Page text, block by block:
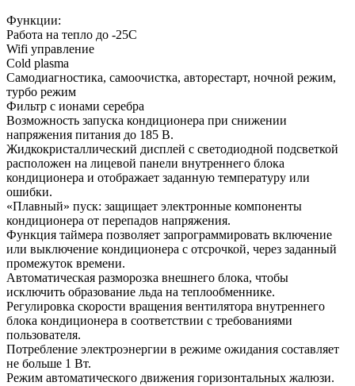
Функции:
Работа на тепло до -25С
Wifi управление
Cold plasma
Самодиагностика, самоочистка, авторестарт, ночной режим,
турбо режим
Фильтр с ионами серебра
Возможность запуска кондиционера при снижении
напряжения питания до 185 В.
Жидкокристаллический дисплей с светодиодной подсветкой
расположен на лицевой панели внутреннего блока
кондиционера и отображает заданную температуру или
ошибки.
«Плавный» пуск: защищает электронные компоненты
кондиционера от перепадов напряжения.
Функция таймера позволяет запрограммировать включение
или выключение кондиционера с отсрочкой, через заданный
промежуток времени.
Автоматическая разморозка внешнего блока, чтобы
исключить образование льда на теплообменнике.
Регулировка скорости вращения вентилятора внутреннего
блока кондиционера в соответствии с требованиями
пользователя.
Потребление электроэнергии в режиме ожидания составляет
не больше 1 Вт.
Режим автоматического движения горизонтальных жалюзи.